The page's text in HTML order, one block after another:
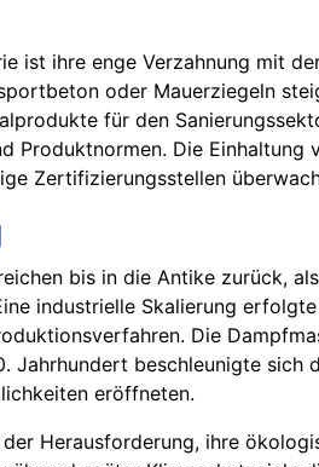
ist ihre enge Verzahnung mit
oder Mauerziegeln
für den
Produktnormen. Die
Zertifizierungsstellen
bis in die Antike zurück,
industrielle Skalierung
Die
beschleunigte
eröffneten.
Herausforderung, ihre